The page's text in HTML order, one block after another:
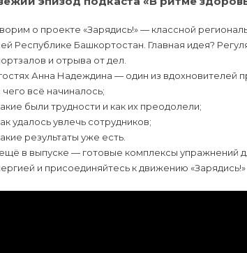
о проекте «Зарядись!» — классной
Республике Башкортостан. Главная идея?
и отрыва от дел.
Анна Надеждина — один из вдохновителей
чего всё начиналось;
были трудности и как их преодолели;
удалось увлечь сотрудников;
результаты уже есть.
в выпуске — готовые комплексы упражнений
и присоединяйтесь к движению «Зарядись!»